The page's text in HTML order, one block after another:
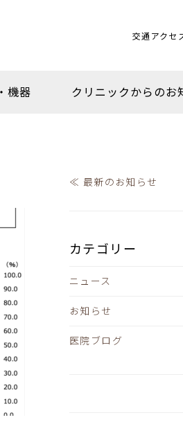
交通アクセ
機器 クリニックからのお
≪ 最新のお知らせ
カテゴリー
ニュース
お知らせ
医院ブログ